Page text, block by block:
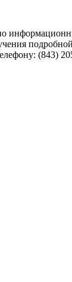
(843)